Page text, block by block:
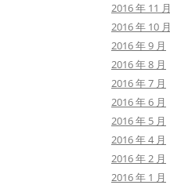
2016 年 11 月
2016 年 10 月
2016 年 9 月
2016 年 8 月
2016 年 7 月
2016 年 6 月
2016 年 5 月
2016 年 4 月
2016 年 2 月
2016 年 1 月